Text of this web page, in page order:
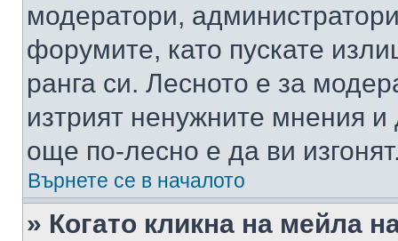
модератори,
форумите, като пускате
ранга си. Лесното е за
изтрият ненужните мнения
още по-лесно е да ви
Върнете се в началото
» Когато кликна на мейла